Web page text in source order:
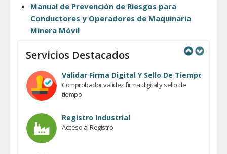
Manual de Prevención de Riesgos para
Conductores y Operadores de Maquinaria
Minera Móvil
Servicios Destacados
Validar Firma Digital Y Sello De Tiempo
Comprobador validez firma digital y sello de
tiempo
Registro Industrial
Acceso al Registro
Previous